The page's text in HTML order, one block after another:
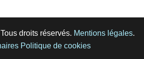
droits réservés. Mentions légales.
Politique de cookies